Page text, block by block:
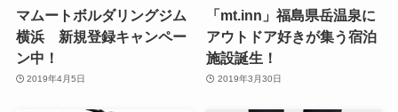
マムートボルダリングジム
横浜 新規登録キャンペー
ン中！
2019年4月5日
「mt.inn」福島県岳温泉に
アウトドア好きが集う宿泊
施設誕生！
2019年3月30日